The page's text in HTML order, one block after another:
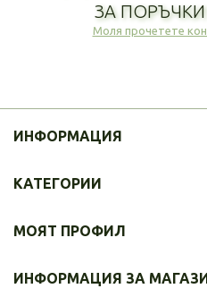
ЗА ПОРЪЧКИ
Моля прочетете
ИНФОРМАЦИЯ
КАТЕГОРИИ
МОЯТ ПРОФИЛ
ИНФОРМАЦИЯ ЗА